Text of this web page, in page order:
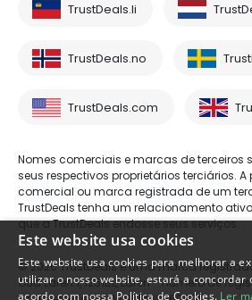
TrustDeals.li
TrustDeals.no
TrustDeals.com
Nomes comerciais e marcas de terceiros
seus respectivos proprietários terciários.
comercial ou marca registrada de um
TrustDeals tenha um relacionamento
que a TrustDeals endosse seus serviços.
© 2026 TrustDeals é uma marca
Oud Laren 1, 1251BL, Laren - número de
Este website usa cookies
Este website usa cookies para melhorar a
utilizar o nosso website, estará a concordar
acordo com nossa Política de Cookies. Ler